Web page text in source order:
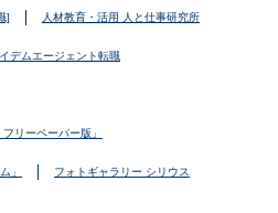
] 人材教育・活用 人と仕事研究所
デムエージェント転職
リーペーパー版」
」 フォトギャラリー シリウス